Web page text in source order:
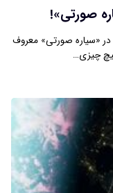
صورتی»!
«سیاره صورتی» معروف
چیزی…